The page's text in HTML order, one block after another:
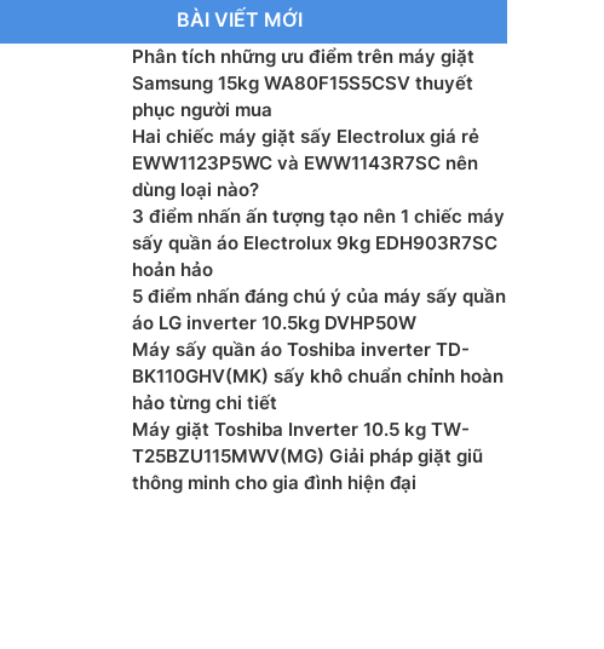
Dòng sản phẩm: 2021
BÀI VIẾT MỚI
Phân tích những ưu điểm trên máy giặt
Samsung 15kg WA80F15S5CSV thuyết
phục người mua
Hai chiếc máy giặt sấy Electrolux giá rẻ
EWW1123P5WC và EWW1143R7SC nên
dùng loại nào?
3 điểm nhấn ấn tượng tạo nên 1 chiếc máy
sấy quần áo Electrolux 9kg EDH903R7SC
hoản hảo
5 điểm nhấn đáng chú ý của máy sấy quần
áo LG inverter 10.5kg DVHP50W
Máy sấy quần áo Toshiba inverter TD-
BK110GHV(MK) sấy khô chuẩn chỉnh hoàn
hảo từng chi tiết
Máy giặt Toshiba Inverter 10.5 kg TW-
T25BZU115MWV(MG) Giải pháp giặt giũ
thông minh cho gia đình hiện đại